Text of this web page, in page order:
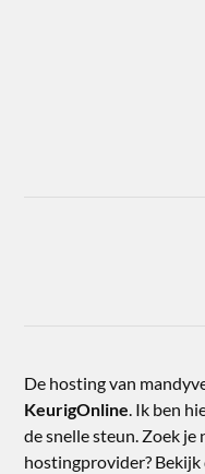
De hosting van
KeurigOnline. Ik ben
de snelle steun. Zoek
hostingprovider?